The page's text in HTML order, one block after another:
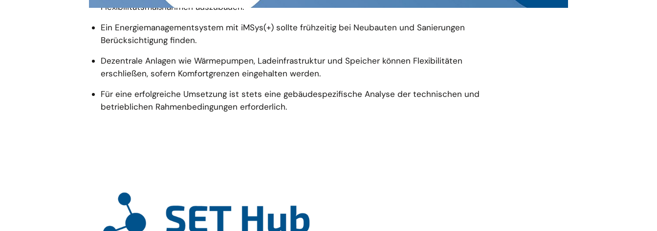
Flexibilitätsmaßnahmen auszubauen.
Ein Energiemanagementsystem mit iMSys(+) sollte frühzeitig bei Neubauten und Sanierungen
Berücksichtigung finden.
Dezentrale Anlagen wie Wärmepumpen, Ladeinfrastruktur und Speicher können Flexibilitäten
erschließen, sofern Komfortgrenzen eingehalten werden.
Für eine erfolgreiche Umsetzung ist stets eine gebäudespezifische Analyse der technischen und
betrieblichen Rahmenbedingungen erforderlich.